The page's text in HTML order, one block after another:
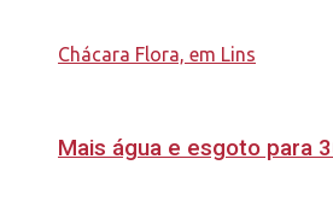
Mais água e esgoto para